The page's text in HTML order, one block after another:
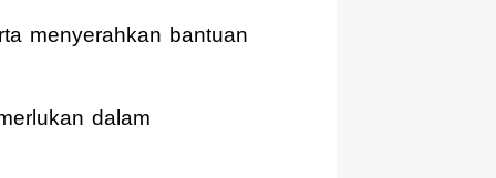
menyerahkan bantuan
dalam